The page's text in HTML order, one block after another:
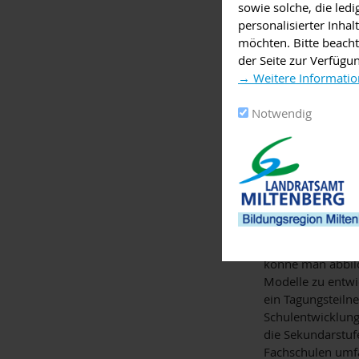
sowie solche, die
personalisierter
möchten. Bitte
der Seite zur
→ Weitere
Notwendig
In mehreren
von
unterscheidet
und Stadtebene.
strukturellen
Entwicklungen
Bildungsbüro
der Lohnliste
und
angesiedelt.
von den vielen
könne man
Modelle zu
ein
die
Fachschulen